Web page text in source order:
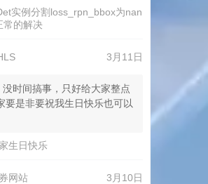
实例分割loss_rpn_bbox为nan
常的解决
3月11日
没时间搞事，只好给大家整点
要是非要祝我生日快乐也可以
生日快乐
网站 3月10日